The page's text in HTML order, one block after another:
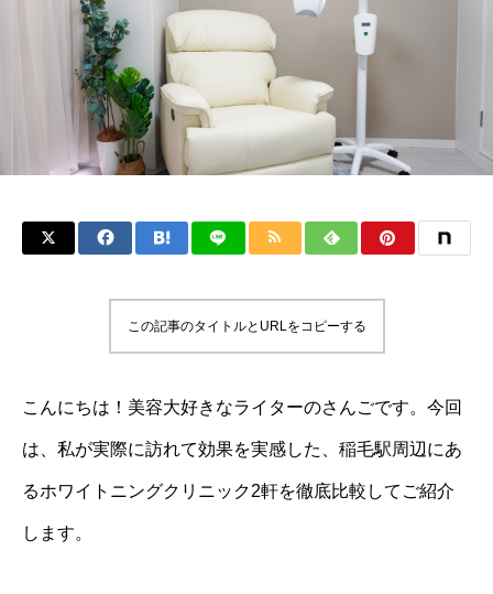
この記事のタイトルとURLをコピーする
こんにちは！美容大好きなライターのさんごです。今回
は、私が実際に訪れて効果を実感した、稲毛駅周辺にあ
るホワイトニングクリニック2軒を徹底比較してご紹介
します。